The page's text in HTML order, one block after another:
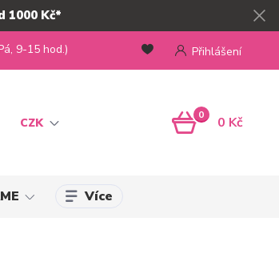
1000 Kč*
CZK
Přihlášení
9-15 hod.)
0 0 Kč
Více